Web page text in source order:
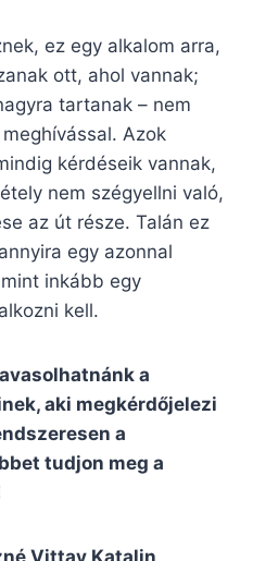
ez egy alkalom arra,
ott, ahol vannak;
tartanak – nem
Azok
kérdéseik vannak,
nem szégyellni való,
az út része. Talán ez
egy azonnal
inkább egy
kell.
a
aki megkérdőjelezi
a
tudjon meg a